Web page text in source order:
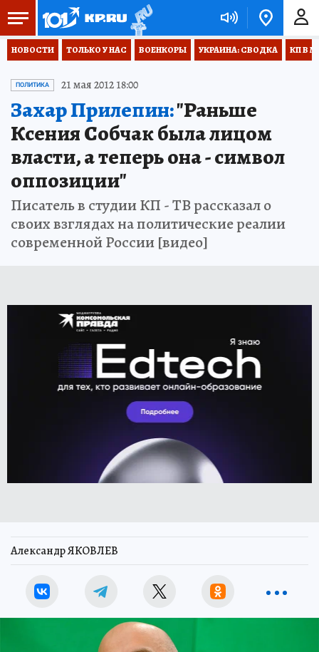
НОВОСТИ ТОЛЬКО У НАС ВОЕНКОРЫ УКРАИНА: СВОДКА КП В
ПОЛИТИКА 21 мая 2012 18:00
Захар Прилепин:"Раньше
Ксения Собчак была лицом
власти, а теперь она - символ
оппозиции"
Писатель в студии КП - ТВ рассказал о
своих взглядах на политические реалии
современной России [видео]
Александр ЯКОВЛЕВ